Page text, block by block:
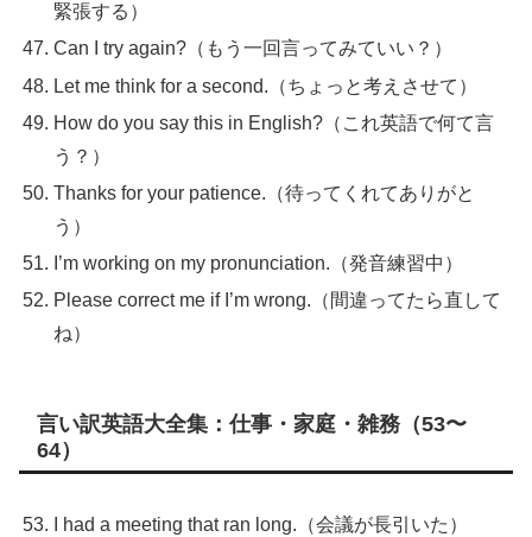
緊張する）
Can I try again?（もう一回言ってみていい？）
Let me think for a second.（ちょっと考えさせて）
How do you say this in English?（これ英語で何て言
う？）
Thanks for your patience.（待ってくれてありがと
う）
I’m working on my pronunciation.（発音練習中）
Please correct me if I’m wrong.（間違ってたら直して
ね）
言い訳英語大全集：仕事・家庭・雑務（53〜
64）
I had a meeting that ran long.（会議が長引いた）